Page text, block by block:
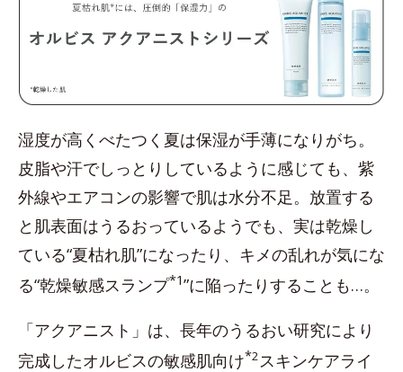
湿度が高くべたつく夏は保湿が手薄になりがち。
皮脂や汗でしっとりしているように感じても、紫
外線やエアコンの影響で肌は水分不足。放置する
と肌表面はうるおっているようでも、実は乾燥し
ている“夏枯れ肌”になったり、キメの乱れが気にな
る“乾燥敏感スランプ*1”に陥ったりすることも…。
「アクアニスト」は、長年のうるおい研究により
完成したオルビスの敏感肌向け*2スキンケアライ